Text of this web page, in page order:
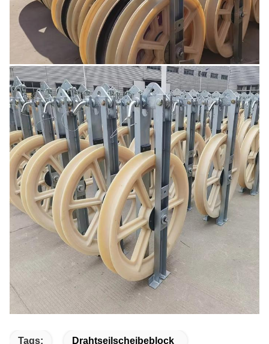
Tags: Drahtseilscheibeblock